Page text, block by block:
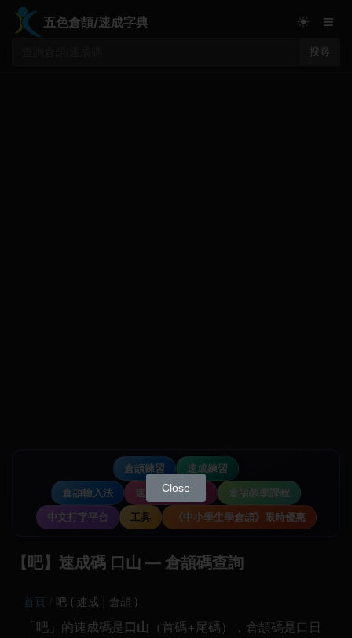
五色倉頡/速成字典
搜尋
☀ ≡
倉頡練習
速成練習
倉頡輸入法
速成輸入法教學
倉頡教學課程
中文打字平台
工具 《中小學生學倉頡》限時優惠
【吧】速成碼 口山 — 倉頡碼查詢
首頁 吧 ( 速成 | 倉頡 )
「吧」的速成碼是 口山 （首碼+尾碼），倉頡碼是口日
Close